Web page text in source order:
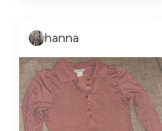
hanna